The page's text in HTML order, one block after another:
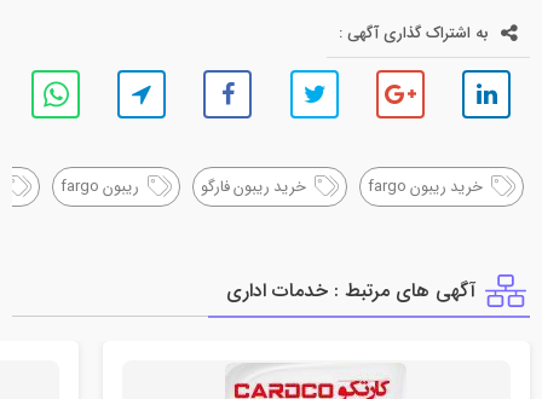
به اشتراک گذاری آگهی :
خرید ریبون fargo خرید ریبون فارگو ریبون fargo
آگهی های مرتبط : خدمات اداري